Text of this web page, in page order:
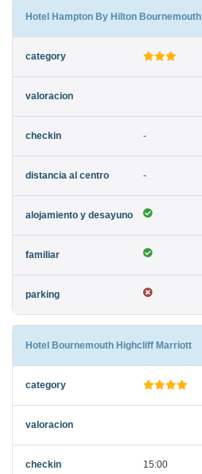
Hotel Hampton By Hilton Bournemouth
-
-
Hotel Bournemouth Highcliff Marriott
15:00